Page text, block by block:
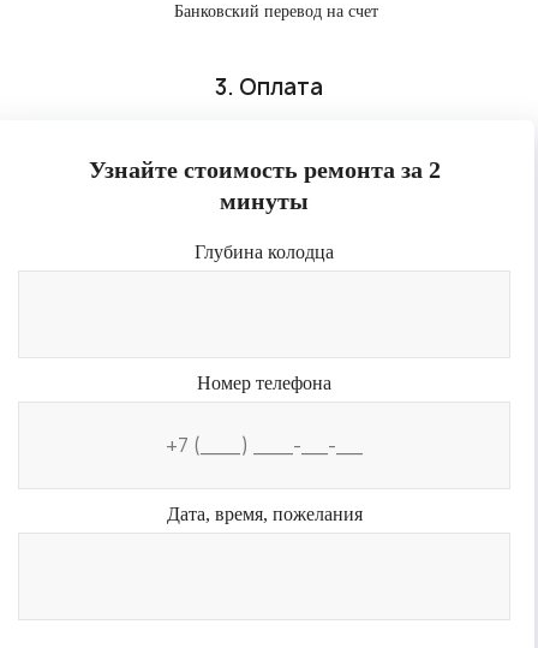
3. Оплата
Узнайте стоимость ремонта за 2
минуты
Глубина колодца
Номер телефона
Дата, время, пожелания
Банковский перевод на счет